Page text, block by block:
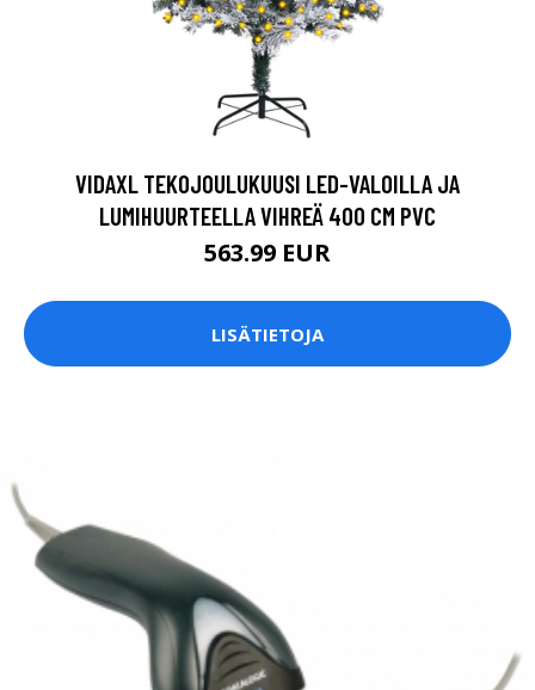
VIDAXL TEKOJOULUKUUSI LED-VALOILLA JA
LUMIHUURTEELLA VIHREÄ 400 CM PVC
563.99 EUR
LISÄTIETOJA